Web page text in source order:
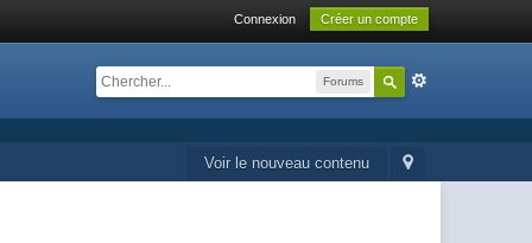
Connexion Créer un compte
Forums
Voir le nouveau contenu